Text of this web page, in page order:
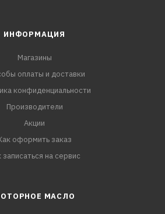
ИНФОРМАЦИЯ
Магазины
оплаты и доставки
конфиденциальности
Производители
Акции
оформить заказ
записаться на сервис
МАСЛО